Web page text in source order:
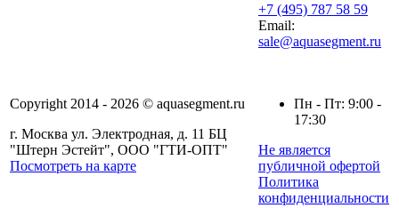
Copyright 2014 - 2026 © aquasegment.ru
г. Москва ул. Электродная, д. 11 БЦ
"Штерн Эстейт", ООО "ГТИ-ОПТ"
Посмотреть на карте
+7 (495) 787 58 59
Email:
sale@aquasegment.ru
Пн - Пт: 9:00 -
17:30
Не является
публичной офертой
Политика
конфиденциальности